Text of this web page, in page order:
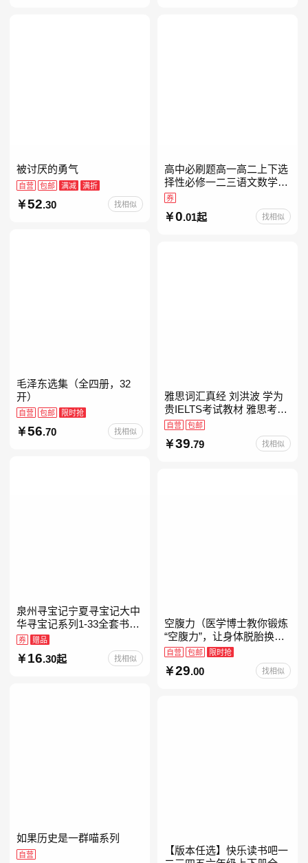
被讨厌的勇气
自营 包邮 满减 满折
52.30 找相似
高中必刷题高一高二上下选
择性必修一二三语文数学英
语物理化学生物政治历史地
理人教版同步练习册狂k重
点教辅资料
券
0.01起 找相似
毛泽东选集（全四册，32
开）
自营 包邮 限时抢
56.70 找相似
雅思词汇真经 刘洪波 学为
贵IELTS考试教材 雅思考试
资料单词书核心词汇书
自营 包邮
39.79 找相似
泉州寻宝记宁夏寻宝记大中
华寻宝记系列1-33全套书32
册【含新书宁夏寻宝记】当
当自营正版6-12岁新疆海南
广东福建河北黑
券 赠品
16.30起 找相似
空腹力（医学博士教你锻炼
“空腹力”，让身体脱胎换
骨！）
自营 包邮 限时抢
29.00 找相似
如果历史是一群喵系列
自营
【版本任选】快乐读书吧一